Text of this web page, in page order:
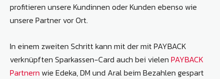
profitieren unsere Kundinnen oder Kunden ebenso wie
unsere Partner vor Ort.
In einem zweiten Schritt kann mit der mit PAYBACK
verknüpften Sparkassen-Card auch bei vielen PAYBACK
Partnern wie Edeka, DM und Aral beim Bezahlen gespart